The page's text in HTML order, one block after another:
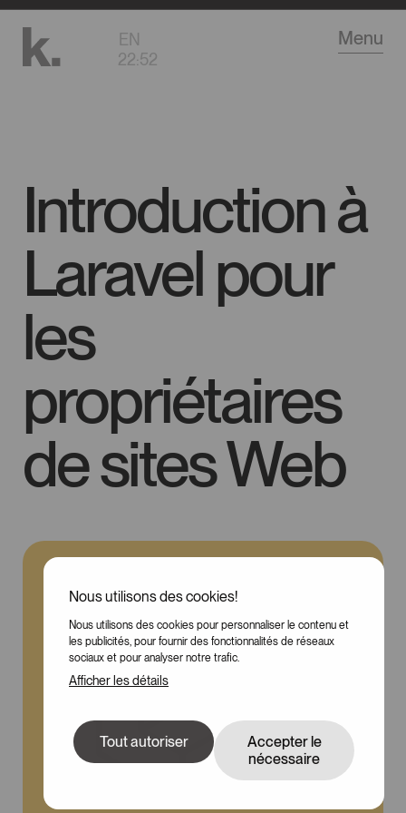
Nous utilisons des cookies!
Nous utilisons des cookies pour personnaliser le contenu et
les publicités, pour fournir des fonctionnalités de réseaux
sociaux et pour analyser notre trafic.
Afficher les détails
Tout autoriser
Accepter le
nécessaire
100
contenu
EN
22:52
Menu
Introduction à
Laravel pour
les
propriétaires
de sites Web